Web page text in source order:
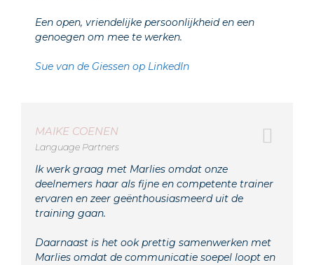
Een open, vriendelijke persoonlijkheid en een
genoegen om mee te werken.
Sue van de Giessen op LinkedIn
MAIKE COENEN
Language Partners
Ik werk graag met Marlies omdat onze
deelnemers haar als fijne en competente trainer
ervaren en zeer geënthousiasmeerd uit de
training gaan.
Daarnaast is het ook prettig samenwerken met
Marlies omdat de communicatie soepel loopt en